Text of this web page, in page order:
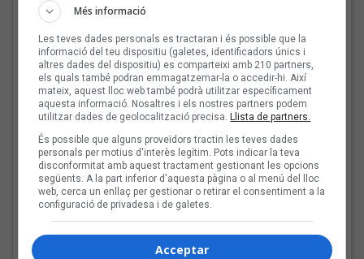
Aina Machuca:
«M'encantaria
col·laborar amb Llum i
Sofia Coll i, posats a
demanar, amb Triquell»
Aqet Suc i el seu rock
alternatiu al Sona9 2026
Més informació
Les teves dades personals es tractaran i és possible que la
informació del teu dispositiu (galetes, identificadors únics i
altres dades del dispositiu) es comparteixi amb 210 partners,
els quals també podran emmagatzemar-la o accedir-hi. Així
mateix, aquest lloc web també podrà utilitzar específicament
aquesta informació. Nosaltres i els nostres partners podem
utilitzar dades de geolocalització precisa. Llista de partners.
És possible que alguns proveïdors tractin les teves dades
personals per motius d'interès legítim. Pots indicar la teva
disconformitat amb aquest tractament gestionant les opcions
següents. A la part inferior d'aquesta pàgina o al menú del lloc
web, cerca un enllaç per gestionar o retirar el consentiment a la
configuració de privadesa i de galetes.
Acceptar